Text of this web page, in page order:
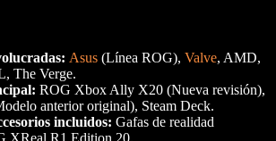
Asus (Línea ROG), Valve, AMD,
The Verge.
ROG Xbox Ally X20 (Nueva revisión),
anterior original), Steam Deck.
incluidos: Gafas de realidad
XReal R1 Edition 20.